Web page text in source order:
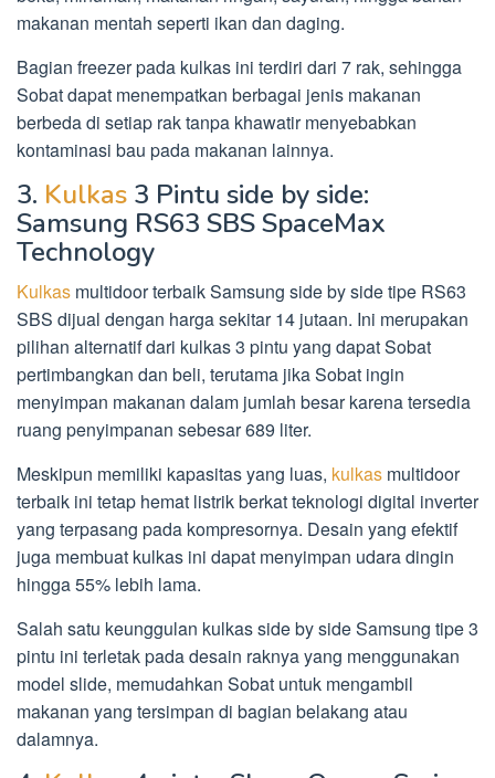
makanan mentah seperti ikan dan daging.
Bagian freezer pada kulkas ini terdiri dari 7 rak, sehingga
Sobat dapat menempatkan berbagai jenis makanan
berbeda di setiap rak tanpa khawatir menyebabkan
kontaminasi bau pada makanan lainnya.
3. Kulkas 3 Pintu side by side:
Samsung RS63 SBS SpaceMax
Technology
Kulkas multidoor terbaik Samsung side by side tipe RS63
SBS dijual dengan harga sekitar 14 jutaan. Ini merupakan
pilihan alternatif dari kulkas 3 pintu yang dapat Sobat
pertimbangkan dan beli, terutama jika Sobat ingin
menyimpan makanan dalam jumlah besar karena tersedia
ruang penyimpanan sebesar 689 liter.
Meskipun memiliki kapasitas yang luas, kulkas multidoor
terbaik ini tetap hemat listrik berkat teknologi digital inverter
yang terpasang pada kompresornya. Desain yang efektif
juga membuat kulkas ini dapat menyimpan udara dingin
hingga 55% lebih lama.
Salah satu keunggulan kulkas side by side Samsung tipe 3
pintu ini terletak pada desain raknya yang menggunakan
model slide, memudahkan Sobat untuk mengambil
makanan yang tersimpan di bagian belakang atau
dalamnya.